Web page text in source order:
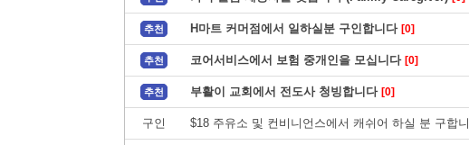
추천 H마트 커머점에서 일하실분 구인합니다 [0]
추천 코어서비스에서 보험 중개인을 모십니다 [0]
추천 부활이 교회에서 전도사 청빙합니다 [0]
구인 $18 주유소 및 컨비니언스에서 캐쉬어 하실 분 구합